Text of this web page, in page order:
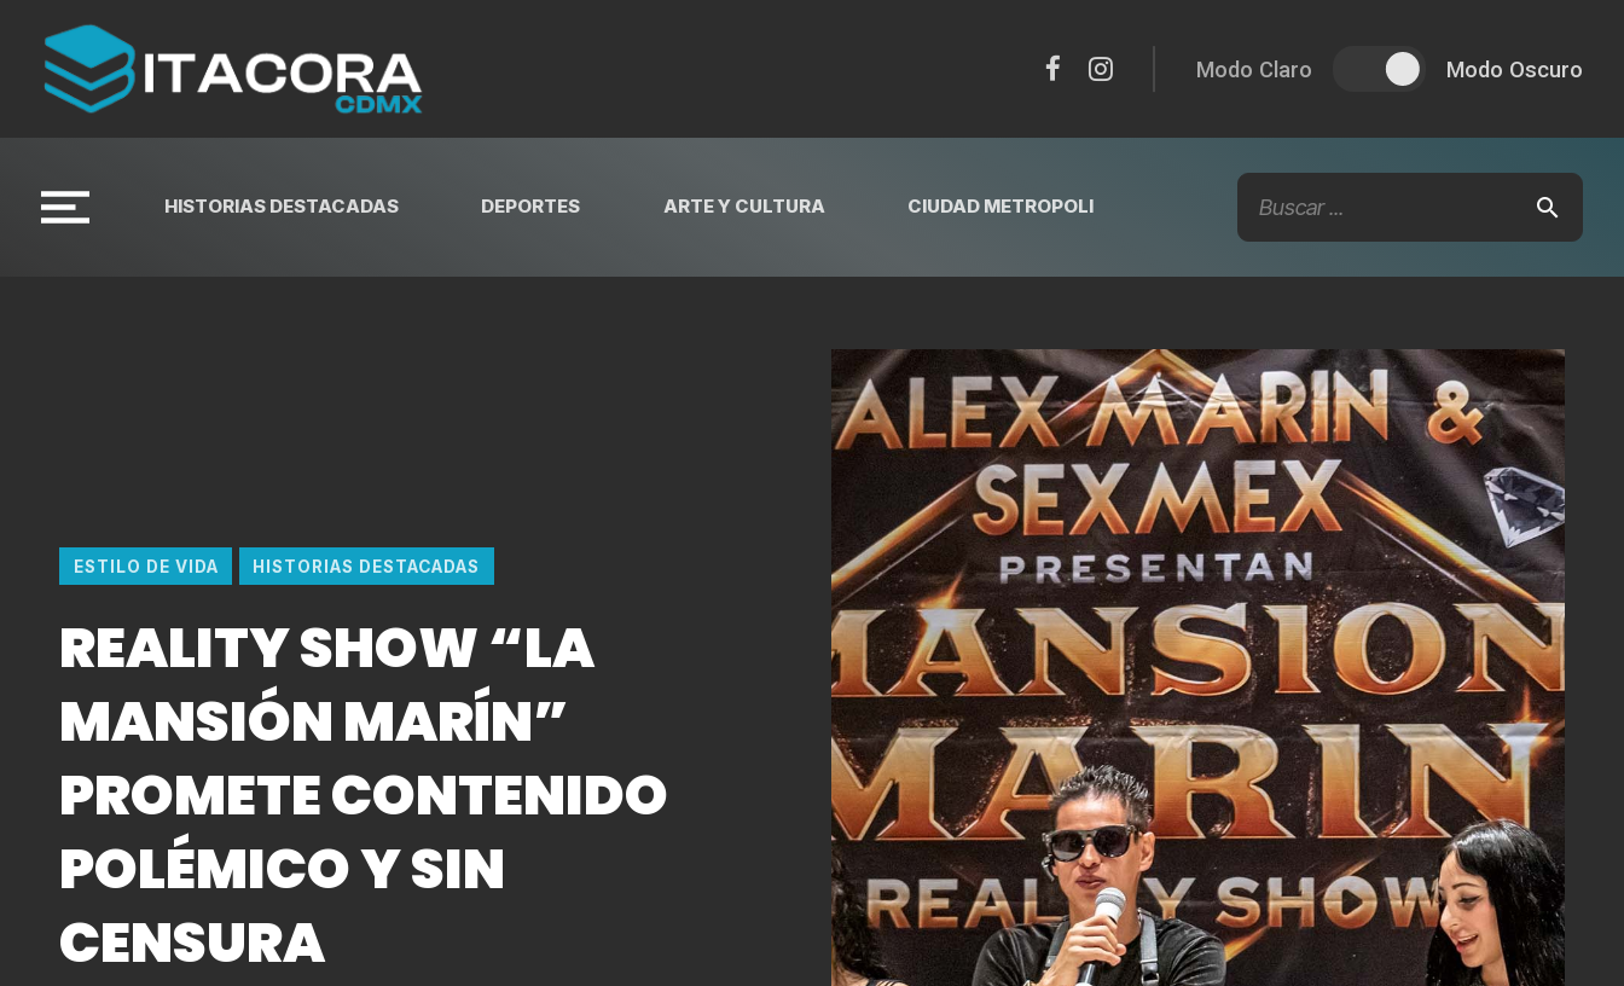
Modo Claro Modo Oscuro
HISTORIAS DESTACADAS DEPORTES ARTE Y CULTURA CIUDAD METROPOLI
ESTILO DE VIDA HISTORIAS DESTACADAS
REALITY SHOW “LA
MANSIÓN MARÍN”
PROMETE CONTENIDO
POLÉMICO Y SIN
CENSURA